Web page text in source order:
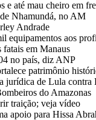
até mau cheiro em
Nhamundá, no AM
Andrade
equipamentos aos
em Manaus
no país, diz ANP
patrimônio
jurídica de Lula contra
do Amazonas
traição; veja vídeo
apoio para Hissa